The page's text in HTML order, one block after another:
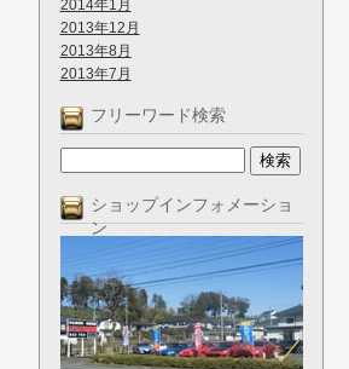
2014年1月
2013年12月
2013年8月
2013年7月
フリーワード検索
ショップインフォメーショ
ン